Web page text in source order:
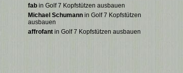
fab in Golf 7 Kopfstützen ausbauen
Michael Schumann in Golf 7 Kopfstützen
ausbauen
affrofant in Golf 7 Kopfstützen ausbauen